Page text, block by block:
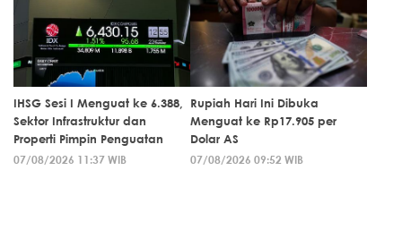
IHSG Sesi I Menguat ke 6.388,
Sektor Infrastruktur dan
Properti Pimpin Penguatan
07/08/2026 11:37 WIB
Rupiah Hari Ini Dibuka
Menguat ke Rp17.905 per
Dolar AS
07/08/2026 09:52 WIB